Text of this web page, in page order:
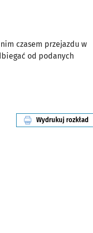
czasem przejazdu w
od podanych
Wydrukuj rozkład
linii nr 143